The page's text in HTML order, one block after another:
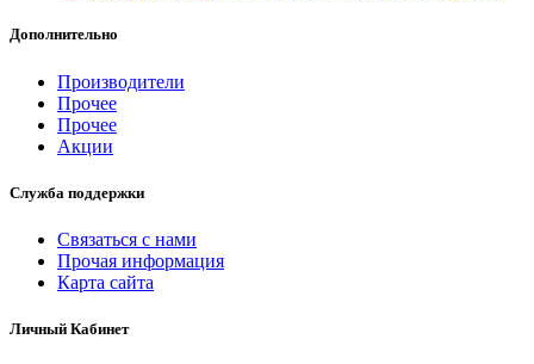
Дополнительно
Производители
Прочее
Прочее
Акции
Служба поддержки
Связаться с нами
Прочая информация
Карта сайта
Личный Кабинет